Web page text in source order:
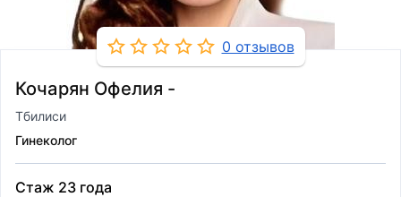
0 отзывов
Кочарян Офелия -
Тбилиси
Гинеколог
Стаж 23 года